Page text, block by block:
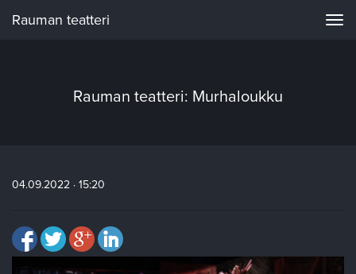
Rauman teatteri
Rauman teatteri: Murhaloukku
04.09.2022 · 15:20